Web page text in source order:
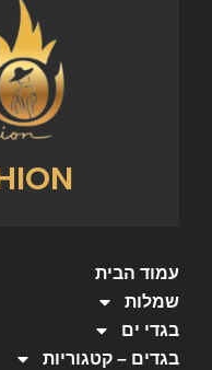
עמוד הבית
שמלות
בגדי ים
בגדים – קטגוריות